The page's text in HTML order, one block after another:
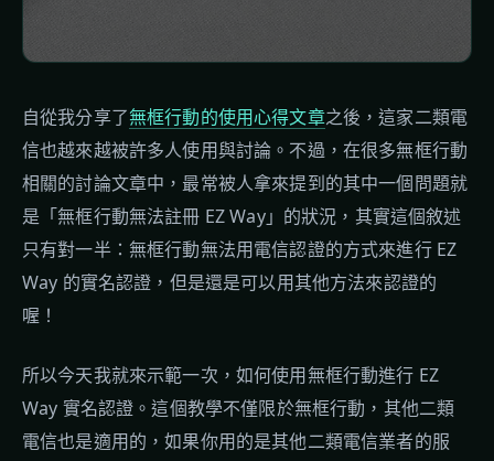
自從我分享了無框行動的使用心得文章之後，這家二類電
信也越來越被許多人使用與討論。不過，在很多無框行動
相關的討論文章中，最常被人拿來提到的其中一個問題就
是「無框行動無法註冊 EZ Way」的狀況，其實這個敘述
只有對一半：無框行動無法用電信認證的方式來進行 EZ
Way 的實名認證，但是還是可以用其他方法來認證的
喔！
所以今天我就來示範一次，如何使用無框行動進行 EZ
Way 實名認證。這個教學不僅限於無框行動，其他二類
電信也是適用的，如果你用的是其他二類電信業者的服